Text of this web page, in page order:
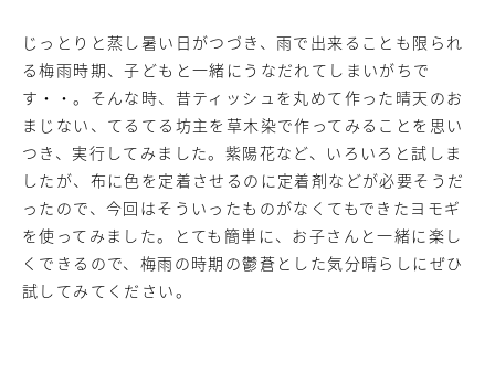
じっとりと蒸し暑い日がつづき、雨で出来ることも限られ
る梅雨時期、子どもと一緒にうなだれてしまいがちで
す・・。そんな時、昔ティッシュを丸めて作った晴天のお
まじない、てるてる坊主を草木染で作ってみることを思い
つき、実行してみました。紫陽花など、いろいろと試しま
したが、布に色を定着させるのに定着剤などが必要そうだ
ったので、今回はそういったものがなくてもできたヨモギ
を使ってみました。とても簡単に、お子さんと一緒に楽し
くできるので、梅雨の時期の鬱蒼とした気分晴らしにぜひ
試してみてください。